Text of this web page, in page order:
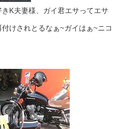
K夫妻様、ガイ君エサってエサ
けされとるなぁ~ガイはぁ~ニコ